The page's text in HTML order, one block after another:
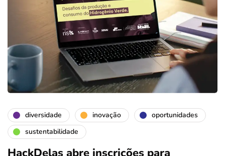
diversidade inovação
oportunidades
sustentabilidade
HackDelas abre inscrições para